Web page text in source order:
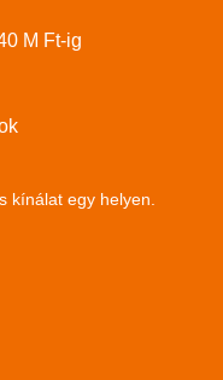
M Ft-ig
kínálat egy helyen.